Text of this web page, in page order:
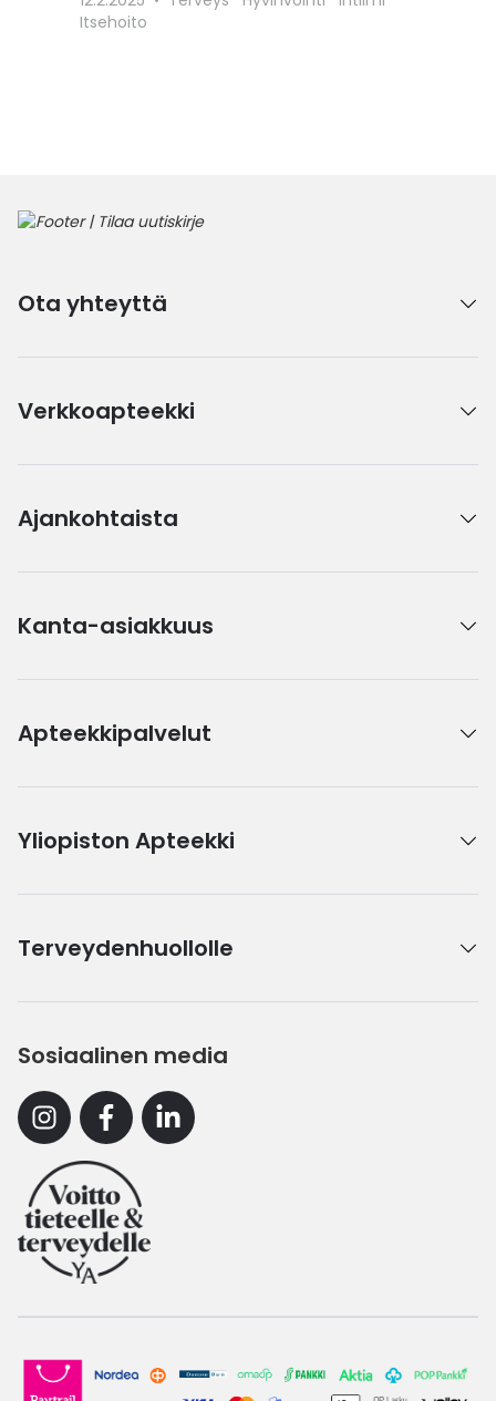
Itsehoito
Ota yhteyttä
Verkkoapteekki
Ajankohtaista
Kanta-asiakkuus
Apteekkipalvelut
Yliopiston Apteekki
Terveydenhuollolle
Sosiaalinen media
InstagramFacebookLinkedin